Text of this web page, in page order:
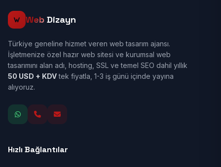
Web Dizayn
Türkiye geneline hizmet veren web tasarım ajansı.
İşletmenize özel hazır web sitesi ve kurumsal web
tasarımını alan adı, hosting, SSL ve temel SEO dahil yıllık
50 USD + KDVtek fiyatla, 1-3 iş günü içinde yayına
alıyoruz.
Hızlı Bağlantılar